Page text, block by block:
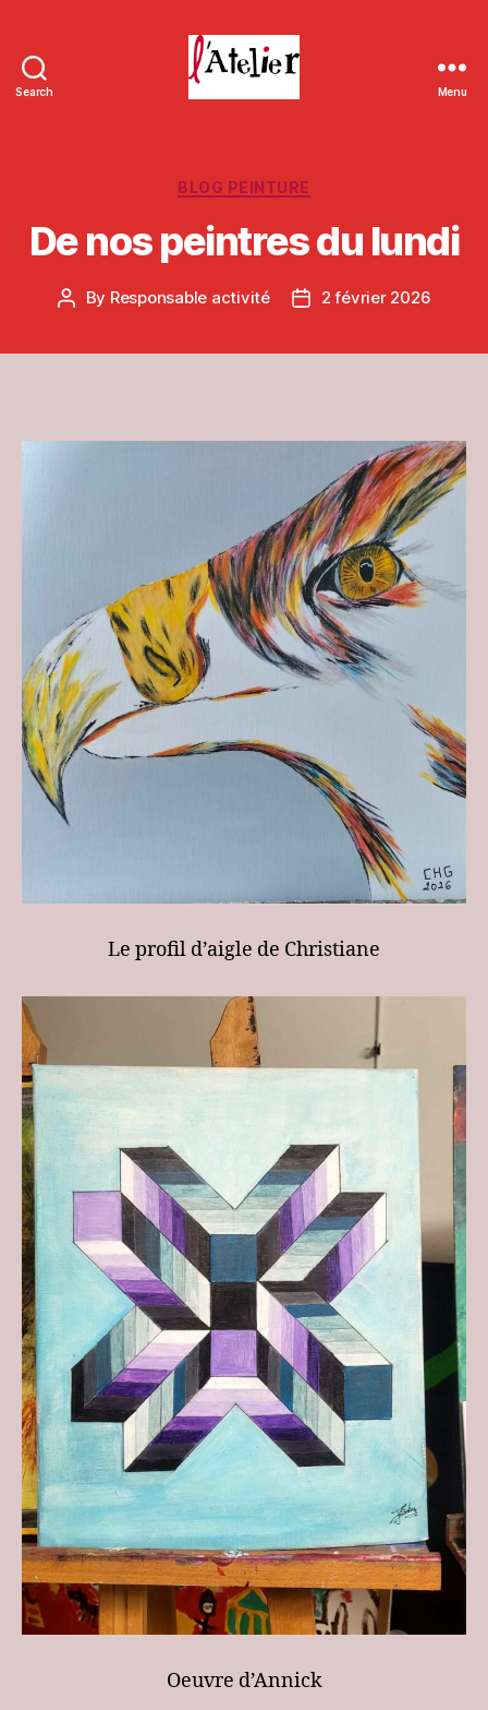
Search Menu
Categories
BLOG PEINTURE
De nos peintres du lundi
Post
By Responsable activité
Post2 février 2026
Le profil d’aigle de Christiane
Oeuvre d’Annick